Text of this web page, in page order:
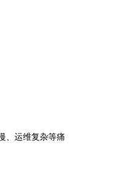
、运维复杂等痛